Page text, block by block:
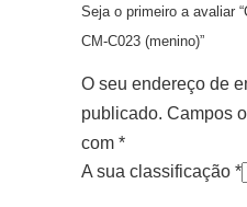
Seja o primeiro a avaliar
CM-C023 (menino)”
O seu endereço de
publicado. Campos
com *
A sua classificação *